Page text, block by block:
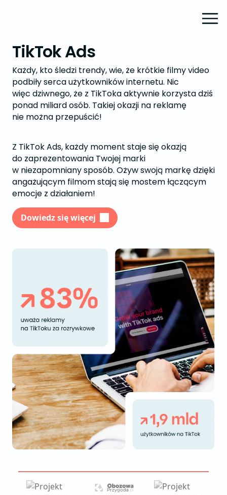
TikTok Ads
Każdy, kto śledzi trendy, wie, że krótkie filmy video
podbiły serca użytkowników internetu. Nic
więc dziwnego, że z TikToka aktywnie korzysta dziś
ponad miliard osób. Takiej okazji na reklamę
nie można przepuścić!
Z TikTok Ads, każdy moment staje się okazją
do zaprezentowania Twojej marki
w niezapomniany sposób. Ożyw swoją markę dzięki
angażującym filmom stają się mostem łączącym
emocje z działaniem!
Dowiedz się więcej